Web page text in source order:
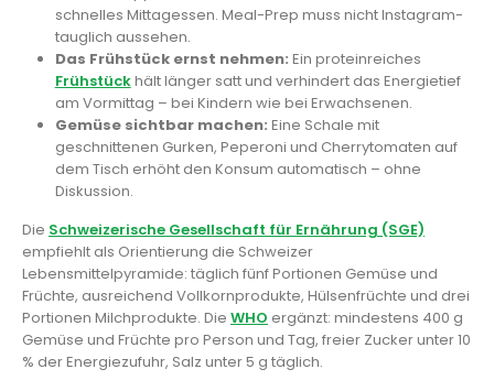
schnelles Mittagessen. Meal-Prep muss nicht Instagram-
tauglich aussehen.
Das Frühstück ernst nehmen: Ein proteinreiches
Frühstückhält länger satt und verhindert das Energietief
am Vormittag – bei Kindern wie bei Erwachsenen.
Gemüse sichtbar machen: Eine Schale mit
geschnittenen Gurken, Peperoni und Cherrytomaten auf
dem Tisch erhöht den Konsum automatisch – ohne
Diskussion.
Die Schweizerische Gesellschaft für Ernährung (SGE)
empfiehlt als Orientierung die Schweizer
Lebensmittelpyramide: täglich fünf Portionen Gemüse und
Früchte, ausreichend Vollkornprodukte, Hülsenfrüchte und drei
Portionen Milchprodukte. Die WHO ergänzt: mindestens 400 g
Gemüse und Früchte pro Person und Tag, freier Zucker unter 10
% der Energiezufuhr, Salz unter 5 g täglich.